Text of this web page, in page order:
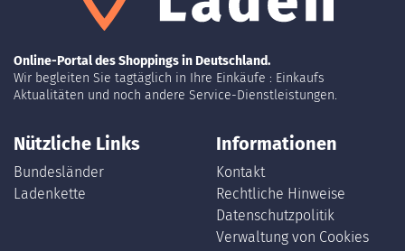
Online-Portal des Shoppings in Deutschland.
Wir begleiten Sie tagtäglich in Ihre Einkäufe : Einkaufs
Aktualitäten und noch andere Service-Dienstleistungen.
Nützliche Links
Bundesländer
Ladenkette
Informationen
Kontakt
Rechtliche Hinweise
Datenschutzpolitik
Verwaltung von Cookies